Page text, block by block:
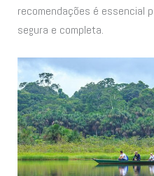
recomendações é essencial
segura e completa.